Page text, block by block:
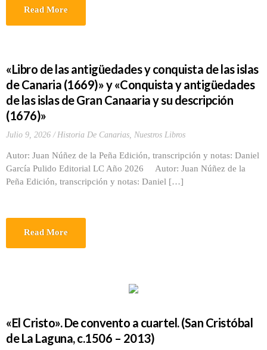
Read More
«Libro de las antigüedades y conquista de las islas
de Canaria (1669)» y «Conquista y antigüedades
de las islas de Gran Canaaria y su descripción
(1676)»
Julio 9, 2026 Historia De Canarias, Nuestros Libros
Autor: Juan Núñez de la Peña Edición, transcripción y notas: Daniel
García Pulido Editorial LC Año 2026 Autor: Juan Núñez de la
Peña Edición, transcripción y notas: Daniel […]
Read More
«El Cristo». De convento a cuartel. (San Cristóbal
de La Laguna, c.1506 – 2013)